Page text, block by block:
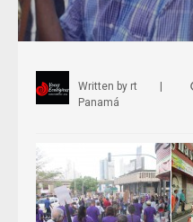
Written by rt
Panamá